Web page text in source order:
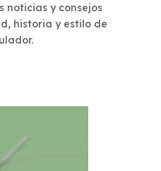
noticias y consejos
historia y estilo de